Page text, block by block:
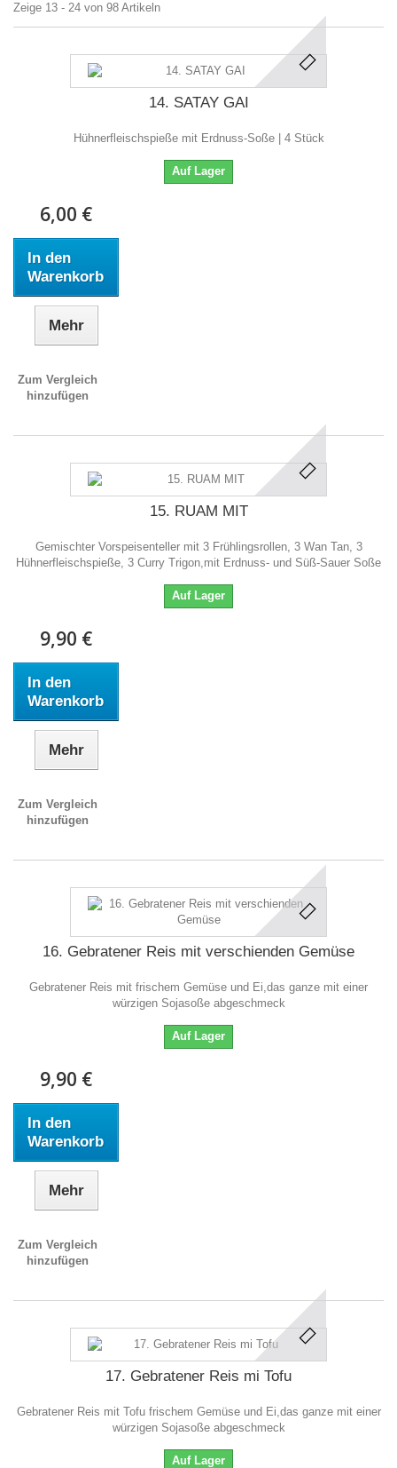
Zeige 13 - 24 von 98 Artikeln
14. SATAY GAI
Hühnerfleischspieße mit Erdnuss-Soße | 4 Stück
Auf Lager
6,00 €
In den
Warenkorb
Mehr
Zum Vergleich
hinzufügen
15. RUAM MIT
Gemischter Vorspeisenteller mit 3 Frühlingsrollen, 3 Wan Tan, 3
Hühnerfleischspieße, 3 Curry Trigon,mit Erdnuss- und Süß-Sauer Soße
Auf Lager
9,90 €
In den
Warenkorb
Mehr
Zum Vergleich
hinzufügen
16. Gebratener Reis mit verschienden Gemüse
Gebratener Reis mit frischem Gemüse und Ei,das ganze mit einer
würzigen Sojasoße abgeschmeck
Auf Lager
9,90 €
In den
Warenkorb
Mehr
Zum Vergleich
hinzufügen
17. Gebratener Reis mi Tofu
Gebratener Reis mit Tofu frischem Gemüse und Ei,das ganze mit einer
würzigen Sojasoße abgeschmeck
Auf Lager